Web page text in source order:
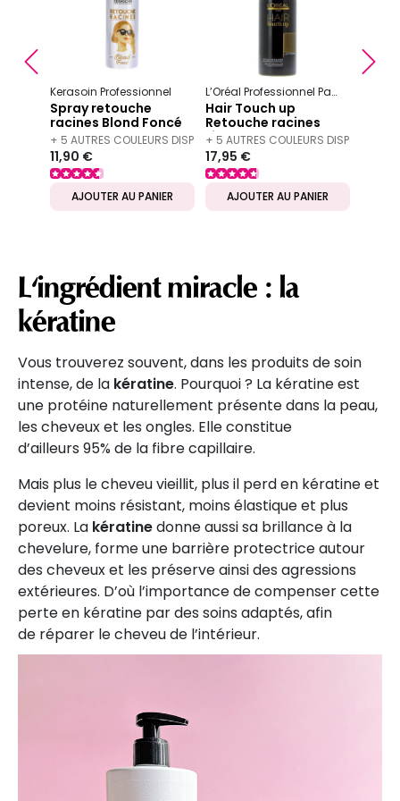
Kerasoin Professionnel
Spray retouche
racines Blond Foncé
+ 5 AUTRES COULEURS DISPONIBLES
11,90 €
AJOUTER AU PANIER
L’Oréal Professionnel Paris
Hair Touch up
Retouche racines
Light Brown
+ 5 AUTRES COULEURS DISPONIBLES
17,95 €
AJOUTER AU PANIER
Précédent
L'ingrédient miracle : la
kératine
Vous trouverez souvent, dans les produits de soin
intense, de la kératine. Pourquoi ? La kératine est
une protéine naturellement présente dans la peau,
les cheveux et les ongles. Elle constitue
d’ailleurs 95% de la fibre capillaire.
Mais plus le cheveu vieillit, plus il perd en kératine et
devient moins résistant, moins élastique et plus
poreux. La kératinedonne aussi sa brillance à la
chevelure, forme une barrière protectrice autour
des cheveux et les préserve ainsi des agressions
extérieures. D’où l’importance de compenser cette
perte en kératine par des soins adaptés, afin
de réparer le cheveu de l’intérieur.